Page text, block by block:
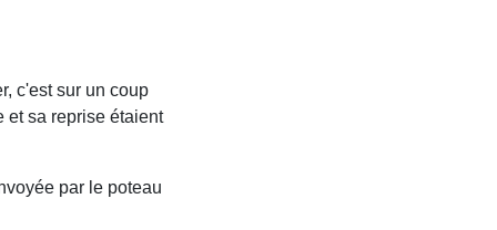
c'est sur un coup
et sa reprise étaient
par le poteau